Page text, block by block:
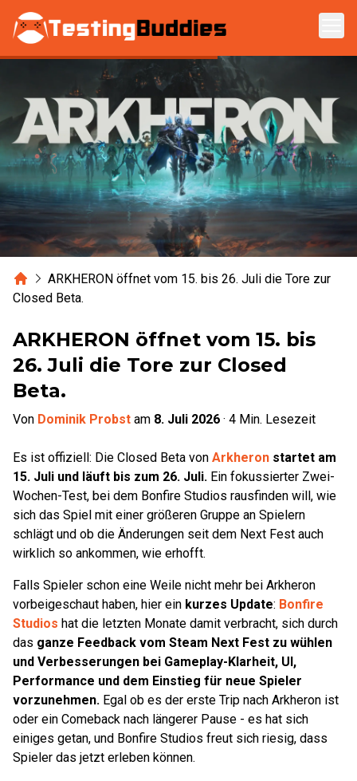
Zum Hauptinhalt springen
HomeARKHERON öffnet vom 15. bis 26. Juli die Tore zur
Closed Beta.
ARKHERON öffnet vom 15. bis
26. Juli die Tore zur Closed
Beta.
Von Dominik Probst am 8. Juli 2026 · 4 Min. Lesezeit
Es ist offiziell: Die Closed Beta von Arkheron startet am
15. Juli und läuft bis zum 26. Juli. Ein fokussierter Zwei-
Wochen-Test, bei dem Bonfire Studios rausfinden will, wie
sich das Spiel mit einer größeren Gruppe an Spielern
schlägt und ob die Änderungen seit dem Next Fest auch
wirklich so ankommen, wie erhofft.
Falls Spieler schon eine Weile nicht mehr bei Arkheron
vorbeigeschaut haben, hier ein kurzes Update: Bonfire
Studios hat die letzten Monate damit verbracht, sich durch
das ganze Feedback vom Steam Next Fest zu wühlen
und Verbesserungen bei Gameplay-Klarheit, UI,
Performance und dem Einstieg für neue Spieler
vorzunehmen. Egal ob es der erste Trip nach Arkheron ist
oder ein Comeback nach längerer Pause - es hat sich
einiges getan, und Bonfire Studios freut sich riesig, dass
Spieler das jetzt erleben können.